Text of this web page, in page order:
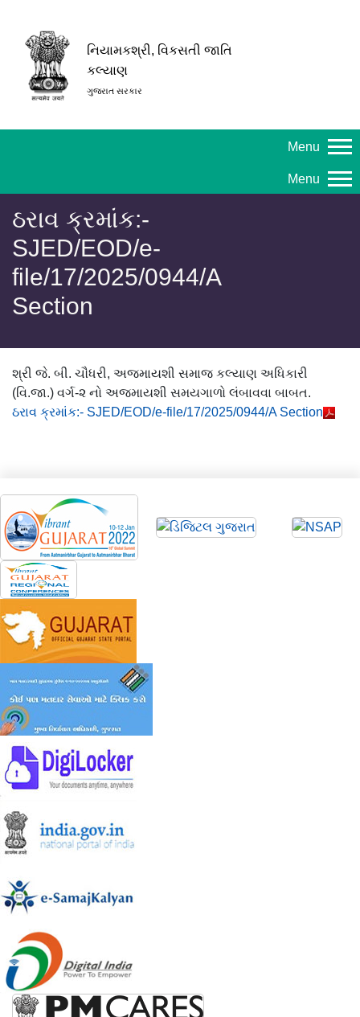
નિયામકશ્રી, વિકસતી જાતિ
કલ્યાણ
ગુજરાત સરકાર
Menu
Menu
ઠરાવ ક્રમાંક:-
SJED/EOD/e-
file/17/2025/0944/A
Section
શ્રી જે. બી. ચૌધરી, અજમાયશી સમાજ કલ્યાણ અધિકારી
(વિ.જા.) વર્ગ-૨ નો અજમાયશી સમયગાળો લંબાવવા બાબત.
ઠરાવ ક્રમાંક:- SJED/EOD/e-file/17/2025/0944/A Section